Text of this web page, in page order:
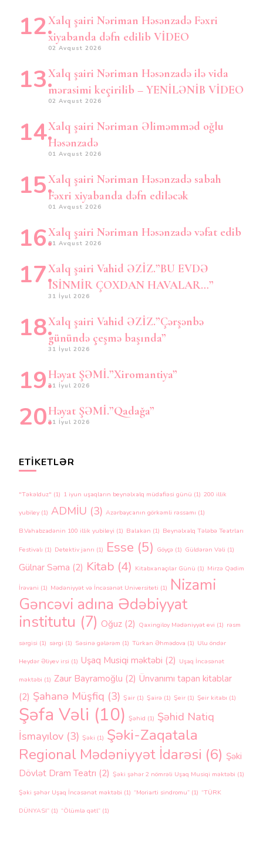
Xalq şairi Nəriman Həsənzadə Fəxri
xiyabanda dəfn edilib VİDEO
02 Avqust 2026
Xalq şairi Nəriman Həsənzadə ilə vida
mərasimi keçirilib – YENİLƏNİB VİDEO
02 Avqust 2026
Xalq şairi Nəriman Əliməmməd oğlu
Həsənzadə
01 Avqust 2026
Xalq şairi Nəriman Həsənzadə sabah
Fəxri xiyabanda dəfn ediləcək
01 Avqust 2026
Xalq şairi Nəriman Həsənzadə vəfat edib
01 Avqust 2026
Xalq şairi Vahid ƏZİZ.”BU EVDƏ
İSİNMİR ÇOXDAN HAVALAR…”
31 İyul 2026
Xalq şairi Vahid ƏZİZ.”Çərşənbə
günündə çeşmə başında”
31 İyul 2026
Həyat ŞƏMİ.”Xiromantiya”
31 İyul 2026
Həyat ŞƏMİ.”Qadağa”
31 İyul 2026
ETIKETLƏR
"Təkəlduz" (1) 1 iyun uşaqların beynəlxalq müdafiəsi günü (1) 200 illik
yubiley (1) ADMİU (3) Azərbaycanın görkəmli rəssamı (1)
B.Vahabzadənin 100 illik yubileyi (1) Balakən (1) Beynəlxalq Tələbə Teatrları
Festivalı (1) Detektiv janrı (1) Esse (5) Göyçə (1) Güldərən Vəli (1)
Gülnar Səma (2) Kitab (4) Kitabxanaçılar Günü (1) Mirzə Qədim
İrəvani (1) Mədəniyyət və İncəsənət Universiteti (1) Nizami
Gəncəvi adına Ədəbiyyat
institutu (7) Oğuz (2) Qaxingiloy Mədəniyyət evi (1) rəsm
sərgisi (1) sərgi (1) Səsinə gələrəm (1) Türkan Əhmədova (1) Ulu öndər
Heydər Əliyev irsi (1) Uşaq Musiqi məktəbi (2) Uşaq İncəsənət
məktəbi (1) Zaur Bayramoğlu (2) Ünvanımı tapan kitablar
(2) Şahanə Müşfiq (3) Şair (1) Şairə (1) Şeir (1) Şeir kitabı (1)
Şəfa Vəli (10) Şəhid (1) Şəhid Natiq
İsmayılov (3) Şəki (1) Şəki-Zaqatala
Regional Mədəniyyət İdarəsi (6) Şəki
Dövlət Dram Teatrı (2) Şəki şəhər 2 nömrəli Uşaq Musiqi məktəbi (1)
Şəki şəhər Uşaq İncəsənət məktəbi (1) “Moriarti sindromu” (1) “TÜRK
DÜNYASI” (1) “Ölümlə qətl” (1)